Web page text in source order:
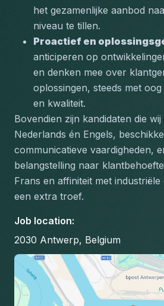
het gezamenlijke aanbod
niveau te tillen.
Proactief en
anticiperen op
en denken mee over
oplossingen, steeds met
en kwaliteit.
Bovendien zijn kandidaten die
Nederlands én Engels,
communicatieve vaardigheden,
belangstelling naar
Frans en affiniteit met industriële
een extra troef.
Job location:
2030 Antwerp, Belgium